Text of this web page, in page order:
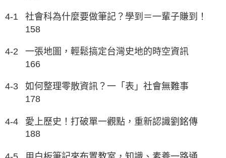
4-1
社會科為什麼要做筆記？學到＝一輩子賺到！
158
4-2
一張地圖，輕鬆搞定台灣史地的時空資訊
166
4-3
如何整理零散資訊？一「表」社會無難事
178
4-4
愛上歷史！打破單一觀點，重新認識劉銘傳
188